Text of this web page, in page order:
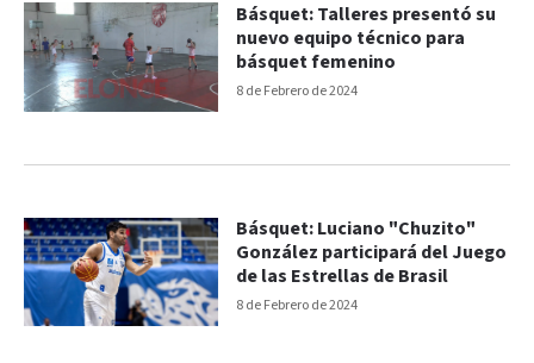
8 de Febrero de 2024
Básquet: Talleres presentó su
nuevo equipo técnico para
básquet femenino
8 de Febrero de 2024
Básquet: Luciano "Chuzito"
González participará del Juego
de las Estrellas de Brasil